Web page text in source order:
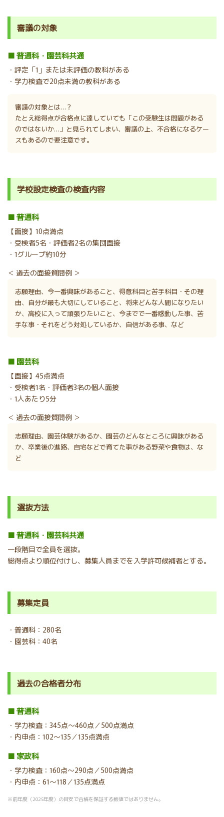
審議の対象
■ 普通科・園芸科共通
・評定「1」または未評価の教科がある
・学力検査で20点未満の教科がある
審議の対象とは…？
たとえ総得点が合格点に達していても「この受験生は問題がある
のではないか…」と見られてしまい、審議の上、不合格になるケー
スもあるので要注意です。
学校設定検査の検査内容
■ 普通科
【面接】10点満点
・受検者5名・評価者2名の集団面接
・1グループ約10分
＜ 過去の面接質問例 ＞
志願理由、今一番興味があること、得意科目と苦手科目・その理
由、自分が最も大切にしていること、将来どんな人間になりたい
か、高校に入って頑張りたいこと、今までで一番感動した事、苦
手な事・それをどう対処しているか、自信がある事、など
■ 園芸科
【面接】45点満点
・受検者1名・評価者3名の個人面接
・1人あたり5分
＜ 過去の面接質問例 ＞
志願理由、園芸体験があるか、園芸のどんなところに興味がある
か、卒業後の進路、自宅などで育てた事がある野菜や食物は、な
ど
選抜方法
■ 普通科・園芸科共通
一段階目で全員を選抜。
総得点より順位付けし、募集人員までを入学許可候補者とする。
募集定員
・普通科：280名
・園芸科：40名
過去の合格者分布
■ 普通科
・学力検査：345点～460点／500点満点
・内申点：102～135／135点満点
■ 家政科
・学力検査：160点～290点／500点満点
・内申点：61～118／135点満点
※前年度（2025年度）の目安で合格を保証する数値ではありません。